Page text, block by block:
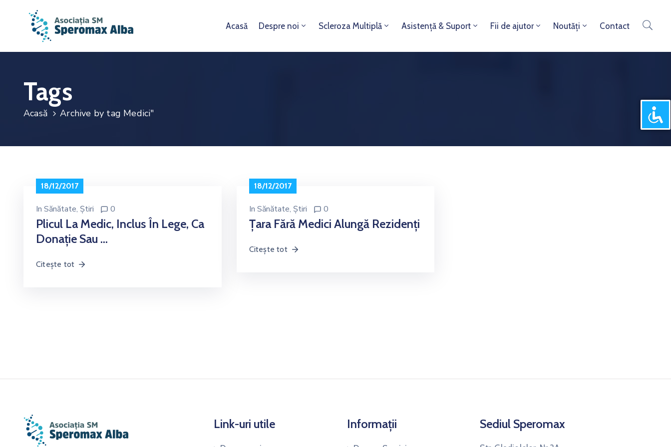
Acasă Despre noi Scleroza Multiplă Asistență & Suport Fii de ajutor Noutăți Contact
Tags
Acasă Archive by tag Medici"
18/12/2017
In Sănătate‚ Știri 0
Plicul La Medic, Inclus În Lege, Ca
Donație Sau …
Citește tot
18/12/2017
In Sănătate‚ Știri 0
Țara Fără Medici Alungă Rezidenți
Citește tot
Link-uri utile Informații Sediul Speromax